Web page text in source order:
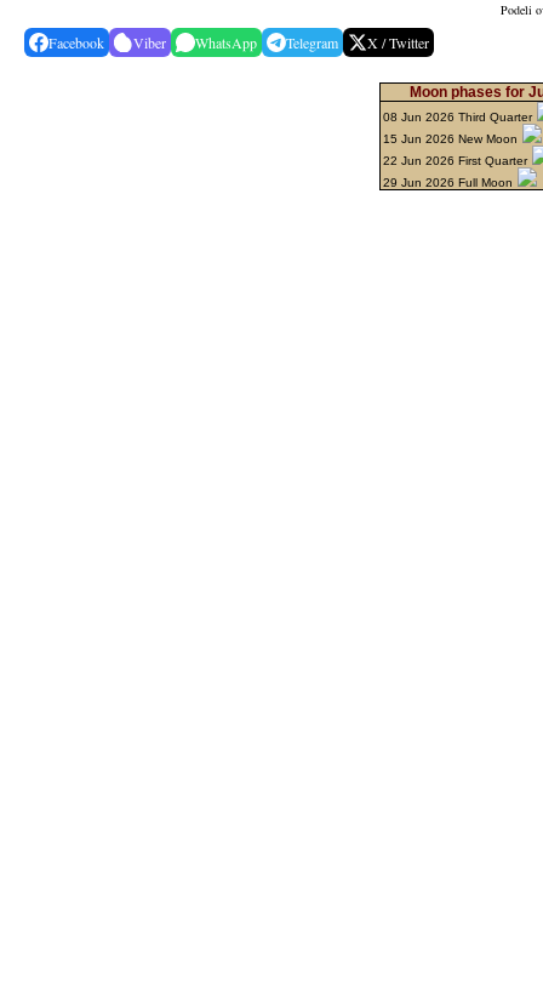
Podeli
Facebook Viber WhatsApp Telegram X / Twitter
Moon phases for
08 Jun 2026 Third Quarter
15 Jun 2026 New Moon
22 Jun 2026 First Quarter
29 Jun 2026 Full Moon